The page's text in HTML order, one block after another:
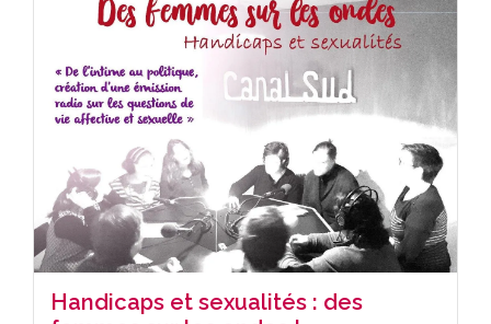
Handicaps et sexualités : des